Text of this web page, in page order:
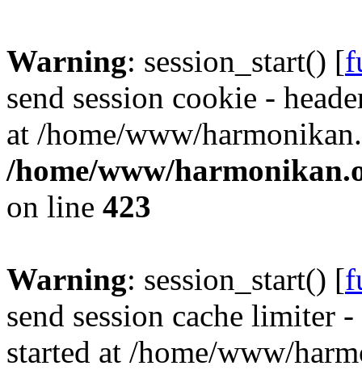
Warning: session_start() [
send session cookie -
at /home/www/
/home/www/
on line 423
Warning: session_start() [
send session cache limiter
started at /home/www/